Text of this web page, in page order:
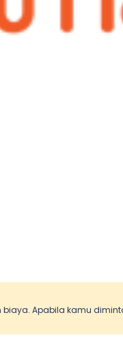
biaya. Apabila kamu